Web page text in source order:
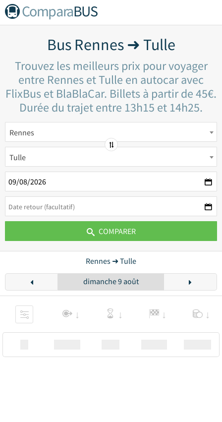
ComparaBUS
Bus Rennes ➜ Tulle
Trouvez les meilleurs prix pour voyager
entre Rennes et Tulle en autocar avec
FlixBus et BlaBlaCar. Billets à partir de 45€.
Durée du trajet entre 13h15 et 14h25.
Rennes
Tulle
COMPARER
Rennes ➜ Tulle
dimanche 9 août